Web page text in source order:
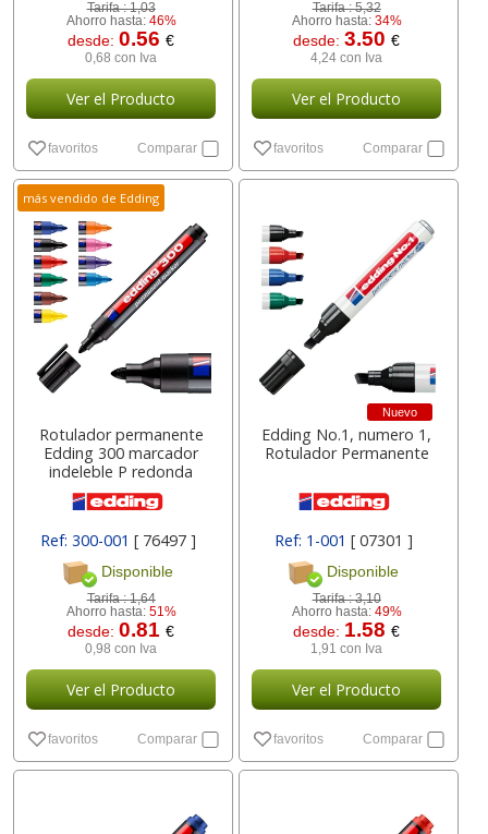
Tarifa :1,03
Ahorro hasta: 46%
desde:0.56€
0,68 con Iva
Ver el Producto
favoritos Comparar
Tarifa :5,32
Ahorro hasta: 34%
desde:3.50€
4,24 con Iva
Ver el Producto
favoritos Comparar
más vendido de Edding
Rotulador permanente
Edding 300 marcador
indeleble P redonda
Ref: 300-001 [ 76497 ]
Disponible
Tarifa :1,64
Ahorro hasta: 51%
desde:0.81€
0,98 con Iva
Ver el Producto
favoritos Comparar
Nuevo
Edding No.1, numero 1,
Rotulador Permanente
Ref: 1-001 [ 07301 ]
Disponible
Tarifa :3,10
Ahorro hasta: 49%
desde: 1.58€
1,91 con Iva
Ver el Producto
favoritos Comparar